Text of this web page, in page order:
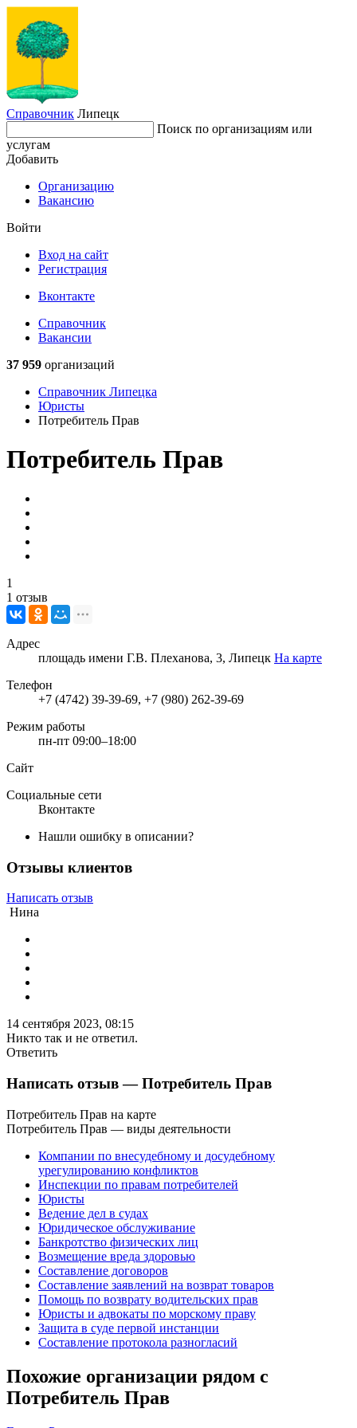
Справочник Липецк
Поиск по организациям или
услугам
Добавить
Организацию
Вакансию
Войти
Вход на сайт
Регистрация
Вконтакте
Справочник
Вакансии
37 959 организаций
Справочник Липецка
Юристы
Потребитель Прав
Потребитель Прав
1
1 отзыв
Адрес
площадь имени Г.В. Плеханова, 3, Липецк На карте
Телефон
+7 (4742) 39-39-69, +7 (980) 262-39-69
Режим работы
пн-пт 09:00–18:00
Сайт
Социальные сети
Вконтакте
Нашли ошибку в описании?
Отзывы клиентов
Написать отзыв
Нина
14 сентября 2023, 08:15
Никто так и не ответил.
Ответить
Написать отзыв— Потребитель Прав
Потребитель Прав на карте
Потребитель Прав — виды деятельности
Компании по внесудебному и досудебному
урегулированию конфликтов
Инспекции по правам потребителей
Юристы
Ведение дел в судах
Юридическое обслуживание
Банкротство физических лиц
Возмещение вреда здоровью
Составление договоров
Составление заявлений на возврат товаров
Помощь по возврату водительских прав
Юристы и адвокаты по морскому праву
Защита в суде первой инстанции
Составление протокола разногласий
Похожие организации рядом с
Потребитель Прав